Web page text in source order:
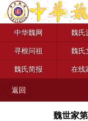
中华魏网 魏氏
寻根问祖 魏氏
魏氏简报 在线
返回
魏世家